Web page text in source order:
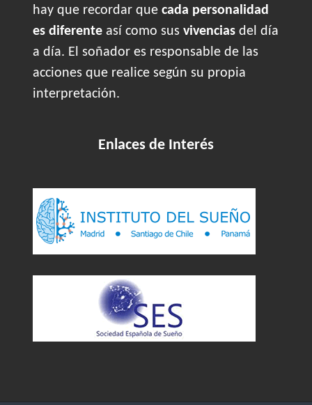
hay que recordar que cada personalidad
es diferente así como sus vivencias del día
a día. El soñador es responsable de las
acciones que realice según su propia
interpretación.
Enlaces de Interés